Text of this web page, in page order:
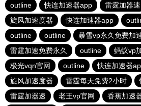
outline
快连加速器app 雷霆加器速
旋风加速度器
快连加速器app
outline
outline
暴雪vp永久免费加
雷霆加速免费永久
outline
蚂蚁vp
极光vqn官网
outline 快连加速器
旋风加速度器
雷霆每天免费2小时
雷霆加器速
老王vp官网 香蕉加速